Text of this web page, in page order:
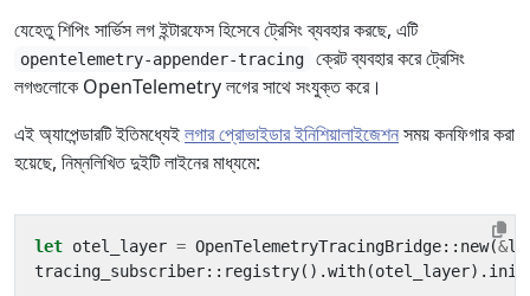
যেহেতু শিপিং সার্ভিস লগ ইন্টারফেস হিসেবে ট্রেসিং ব্যবহার করছে, এটি
opentelemetry-appender-tracing
ক্রেট ব্যবহার করে ট্রেসিং
লগগুলোকে OpenTelemetry লগের সাথে সংযুক্ত করে।
এই অ্যাপেন্ডারটি ইতিমধ্যেইলগার প্রোভাইডার ইনিশিয়ালাইজেশনসময় কনফিগার করা
হয়েছে, নিম্নলিখিত দুইটি লাইনের মাধ্যমে:
let otel_layer = OpenTelemetryTracingBridge:: new(&
tracing_subscriber:: registry().with(otel_layer). init